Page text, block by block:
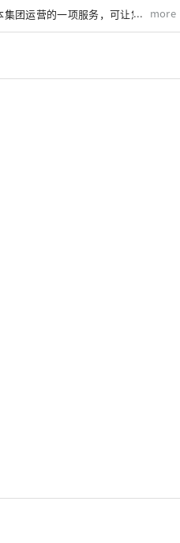
团运营的一项服务，可让您在外出
提前预约来使用该服务，使用期限
合。
more